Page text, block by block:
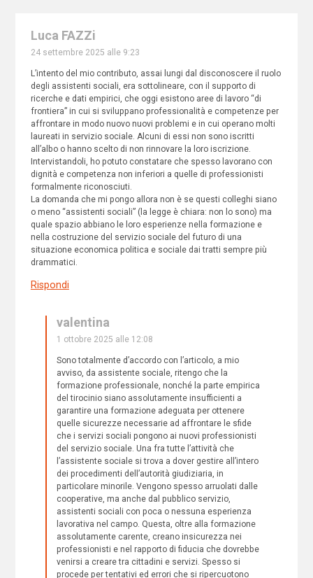
Luca FAZZi
24 settembre 2025 alle 9:23
L’intento del mio contributo, assai lungi dal disconoscere il ruolo
degli assistenti sociali, era sottolineare, con il supporto di
ricerche e dati empirici, che oggi esistono aree di lavoro “di
frontiera” in cui si sviluppano professionalità e competenze per
affrontare in modo nuovo nuovi problemi e in cui operano molti
laureati in servizio sociale. Alcuni di essi non sono iscritti
all’albo o hanno scelto di non rinnovare la loro iscrizione.
Intervistandoli, ho potuto constatare che spesso lavorano con
dignità e competenza non inferiori a quelle di professionisti
formalmente riconosciuti.
La domanda che mi pongo allora non è se questi colleghi siano
o meno “assistenti sociali” (la legge è chiara: non lo sono) ma
quale spazio abbiano le loro esperienze nella formazione e
nella costruzione del servizio sociale del futuro di una
situazione economica politica e sociale dai tratti sempre più
drammatici.
Rispondi
valentina
1 ottobre 2025 alle 12:08
Sono totalmente d’accordo con l’articolo, a mio
avviso, da assistente sociale, ritengo che la
formazione professionale, nonché la parte empirica
del tirocinio siano assolutamente insufficienti a
garantire una formazione adeguata per ottenere
quelle sicurezze necessarie ad affrontare le sfide
che i servizi sociali pongono ai nuovi professionisti
del servizio sociale. Una fra tutte l’attività che
l’assistente sociale si trova a dover gestire all’intero
dei procedimenti dell’autorità giudiziaria, in
particolare minorile. Vengono spesso arruolati dalle
cooperative, ma anche dal pubblico servizio,
assistenti sociali con poca o nessuna esperienza
lavorativa nel campo. Questa, oltre alla formazione
assolutamente carente, creano insicurezza nei
professionisti e nel rapporto di fiducia che dovrebbe
venirsi a creare tra cittadini e servizi. Spesso si
procede per tentativi ed errori che si ripercuotono